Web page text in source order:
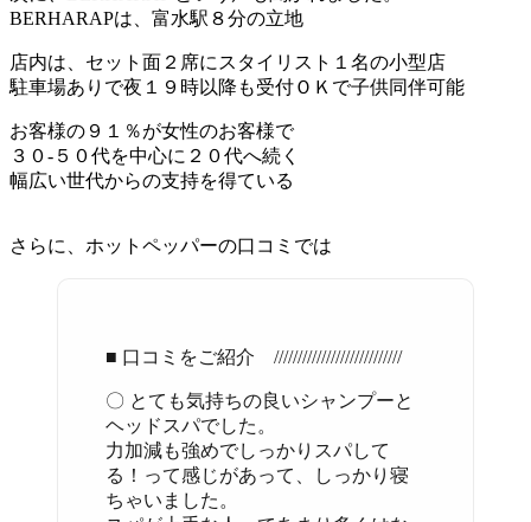
BERHARAPは、富水駅８分の立地
店内は、セット面２席にスタイリスト１名の小型店
駐車場ありで夜１９時以降も受付ＯＫで子供同伴可能
お客様の９１％が女性のお客様で
３０-５０代を中心に２０代へ続く
幅広い世代からの支持を得ている
さらに、ホットペッパーの口コミでは
■ 口コミをご紹介 ///////////////////////////
〇 とても気持ちの良いシャンプーと
ヘッドスパでした。
力加減も強めでしっかりスパして
る！って感じがあって、しっかり寝
ちゃいました。